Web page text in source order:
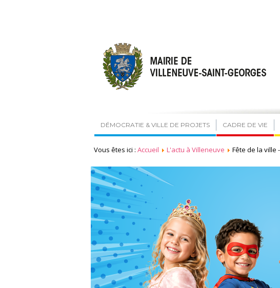
DÉMOCRATIE & VILLE DE PROJETS CADRE DE VIE
Vous êtes ici : Accueil L'actu à Villeneuve Fête de la ville